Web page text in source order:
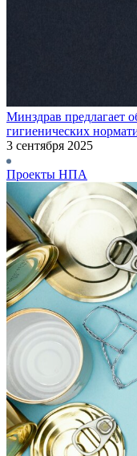
Минздрав предлагает
гигиенических
3 сентября 2025
Проекты НПА